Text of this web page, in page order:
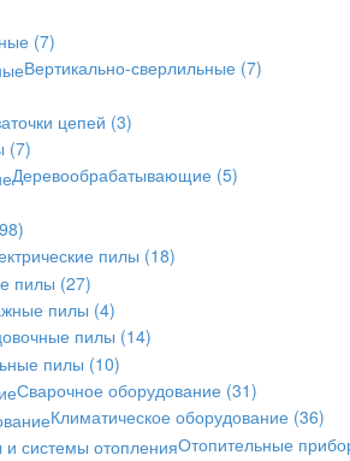
(7)
Вертикально-сверлильные (7)
цепей (3)
(7)
Деревообрабатывающие (5)
пилы (18)
пилы (27)
пилы (4)
пилы (14)
пилы (10)
Сварочное оборудование (31)
Климатическое оборудование (36)
Отопительные